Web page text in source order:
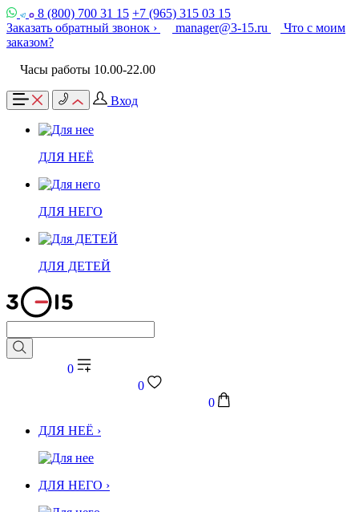
8 (800) 700 31 15 +7 (965) 315 03 15
Заказать обратный звонок ›
manager@3-15.ru
Что с моим
заказом?
Часы работы 10.00-22.00
Вход
ДЛЯ НЕЁ
ДЛЯ НЕГО
ДЛЯ ДЕТЕЙ
0
0
0
ДЛЯ НЕЁ ›
ДЛЯ НЕГО ›